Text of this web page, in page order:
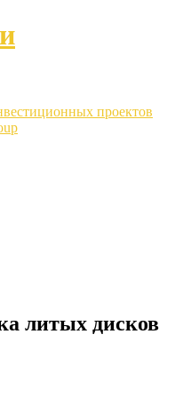
проектов
литых дисков